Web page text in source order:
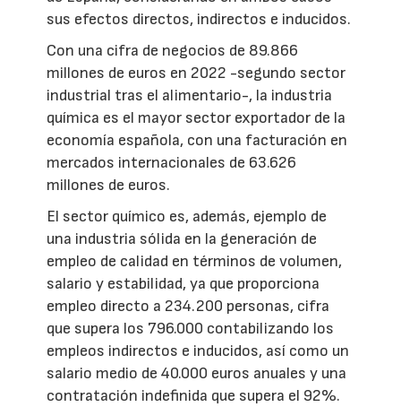
sus efectos directos, indirectos e inducidos.
Con una cifra de negocios de 89.866
millones de euros en 2022 -segundo sector
industrial tras el alimentario-, la industria
química es el mayor sector exportador de la
economía española, con una facturación en
mercados internacionales de 63.626
millones de euros.
El sector químico es, además, ejemplo de
una industria sólida en la generación de
empleo de calidad en términos de volumen,
salario y estabilidad, ya que proporciona
empleo directo a 234.200 personas, cifra
que supera los 796.000 contabilizando los
empleos indirectos e inducidos, así como un
salario medio de 40.000 euros anuales y una
contratación indefinida que supera el 92%.